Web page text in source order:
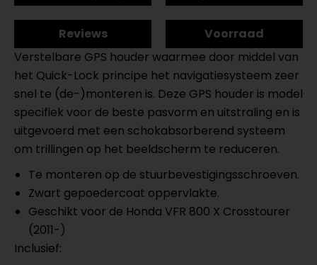
Reviews
Voorraad
Verstelbare GPS houder waarmee door middel van
het Quick-Lock principe het navigatiesysteem zeer
snel te (de-)monteren is. Deze GPS houder is model
specifiek voor de beste pasvorm en uitstraling en is
uitgevoerd met een schokabsorberend systeem
om trillingen op het beeldscherm te reduceren.
Te monteren op de stuurbevestigingsschroeven.
Zwart gepoedercoat oppervlakte.
Geschikt voor de Honda VFR 800 X Crosstourer
(2011-)
Inclusief: